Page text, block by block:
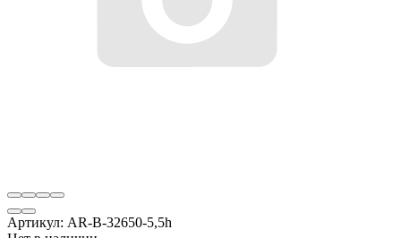
Артикул: AR-B-32650-5,5h